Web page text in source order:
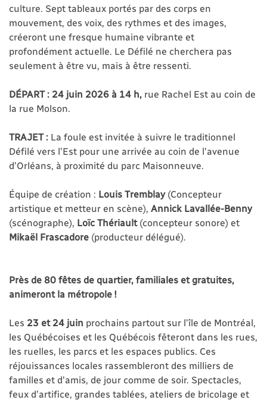
culture. Sept tableaux portés par des corps en
mouvement, des voix, des rythmes et des images,
créeront une fresque humaine vibrante et
profondément actuelle. Le Défilé ne cherchera pas
seulement à être vu, mais à être ressenti.
DÉPART : 24 juin 2026 à 14 h, rue Rachel Est au coin de
la rue Molson.
TRAJET : La foule est invitée à suivre le traditionnel
Défilé vers l’Est pour une arrivée au coin de l’avenue
d’Orléans, à proximité du parc Maisonneuve.
Équipe de création : Louis Tremblay (Concepteur
artistique et metteur en scène), Annick Lavallée-Benny
(scénographe), Loïc Thériault(concepteur sonore) et
Mikaël Frascadore (producteur délégué).
Près de 80 fêtes de quartier, familiales et gratuites,
animeront la métropole !
Les 23 et 24 juin prochains partout sur l’île de Montréal,
les Québécoises et les Québécois fêteront dans les rues,
les ruelles, les parcs et les espaces publics. Ces
réjouissances locales rassembleront des milliers de
familles et d’amis, de jour comme de soir. Spectacles,
feux d’artifice, grandes tablées, ateliers de bricolage et